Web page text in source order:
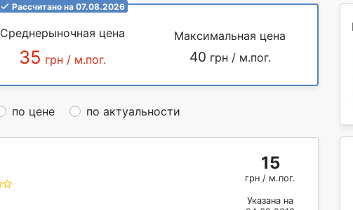
Рассчитано на 07.08.2026
Среднерыночная цена
35 грн / м.пог.
Максимальная цена
40 грн / м.пог.
по цене по актуальности
15
грн / м.пог.
Указана на